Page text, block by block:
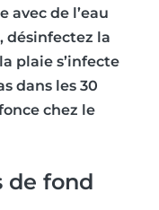
avec de l’eau
désinfectez la
plaie s’infecte
dans les 30
chez le
de fond